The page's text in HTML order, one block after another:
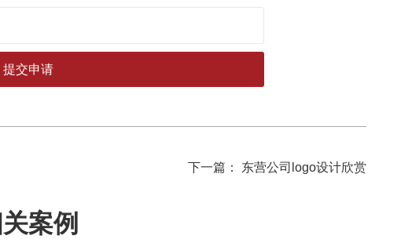
下一篇： 东营公司logo设计欣赏
案例